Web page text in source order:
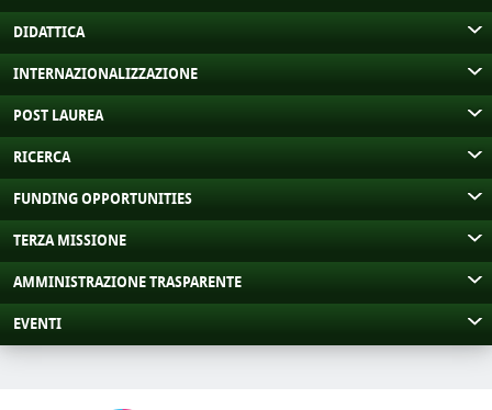
DIDATTICA
INTERNAZIONALIZZAZIONE
POST LAUREA
RICERCA
FUNDING OPPORTUNITIES
TERZA MISSIONE
AMMINISTRAZIONE TRASPARENTE
EVENTI